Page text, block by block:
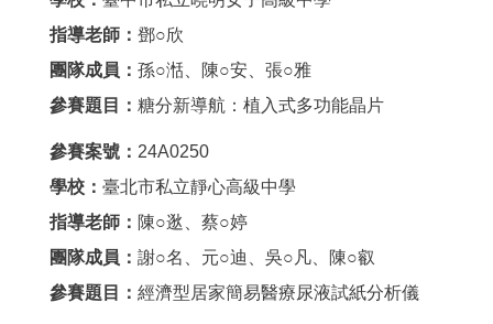
指導老師： 鄧○欣
團隊成員： 孫○湉、陳○安、張○雅
參賽題目： 糖分新導航：植入式多功能晶片
參賽案號： 24A0250
學校： 臺北市私立靜心高級中學
指導老師： 陳○逖、蔡○婷
團隊成員： 謝○名、元○迪、吳○凡、陳○叡
參賽題目： 經濟型居家簡易醫療尿液試紙分析儀